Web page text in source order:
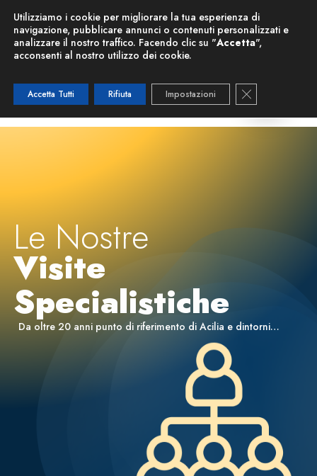
Nuova Risonanza Magnetica
Le Nostre
Visite
Specialistiche
Da oltre 20 anni punto di riferimento di Acilia e dintorni…
Utilizziamo i cookie per migliorare la tua esperienza di
navigazione, pubblicare annunci o contenuti personalizzati e
analizzare il nostro traffico. Facendo clic su "Accetta",
acconsenti al nostro utilizzo dei cookie.
Accetta Tutti Rifiuta Impostazioni Close GDPR